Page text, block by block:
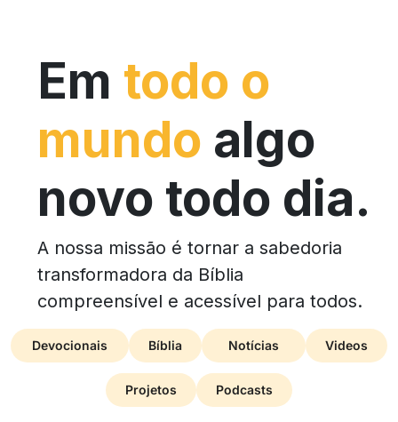
Em todo o
mundo algo
novo todo dia.
A nossa missão é tornar a sabedoria
transformadora da Bíblia
compreensível e acessível para todos.
Devocionais Bíblia Notícias Videos
Projetos Podcasts